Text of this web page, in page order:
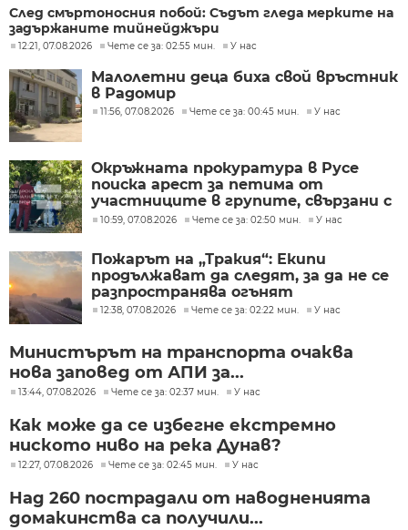
След смъртоносния побой: Съдът гледа мерките на
задържаните тийнейджъри
12:21, 07.08.2026 Чете се за: 02:55 мин. У нас
Малолетни деца биха свой връстник
в Радомир
11:56, 07.08.2026 Чете се за: 00:45 мин. У нас
Окръжната прокуратура в Русе
поиска арест за петима от
участниците в групите, свързани с
разбитата лаборатория за
10:59, 07.08.2026 Чете се за: 02:50 мин. У нас
Пожарът на „Тракия“: Екипи
продължават да следят, за да не се
разпространява огънят
12:38, 07.08.2026 Чете се за: 02:22 мин. У нас
Министърът на транспорта очаква
нова заповед от АПИ за...
13:44, 07.08.2026 Чете се за: 02:37 мин. У нас
Как може да се избегне екстремно
ниското ниво на река Дунав?
12:27, 07.08.2026 Чете се за: 02:45 мин. У нас
Над 260 пострадали от наводненията
домакинства са получили...